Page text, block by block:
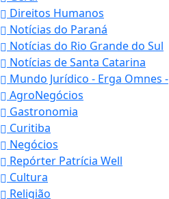
Direitos Humanos
Notícias do Paraná
Notícias do Rio Grande do Sul
Notícias de Santa Catarina
Mundo Jurídico - Erga Omnes -
AgroNegócios
Gastronomia
Curitiba
Negócios
Repórter Patrícia Well
Cultura
Religião